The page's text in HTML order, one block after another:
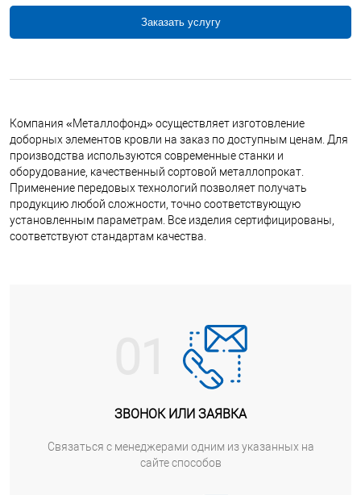
Заказать услугу
Компания «Металлофонд» осуществляет изготовление
доборных элементов кровли на заказ по доступным ценам. Для
производства используются современные станки и
оборудование, качественный сортовой металлопрокат.
Применение передовых технологий позволяет получать
продукцию любой сложности, точно соответствующую
установленным параметрам. Все изделия сертифицированы,
соответствуют стандартам качества.
ЗВОНОК ИЛИ ЗАЯВКА
Cвязаться с менеджерами одним из указанных на
сайте способов